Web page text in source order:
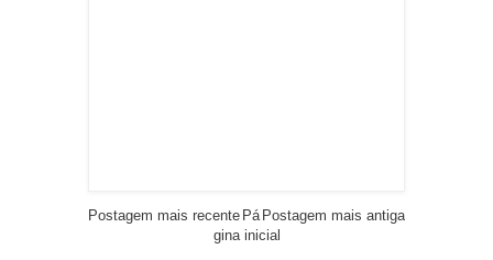
Postagem mais recente Postagem mais antiga
Pá
gina inicial